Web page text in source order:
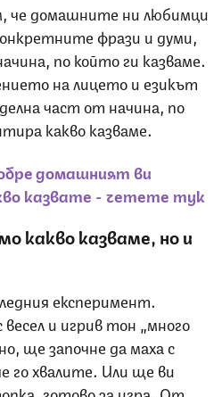
че домашните ни любимци
фрази и думи,
по който ги казваме.
на лицето и езикът
част от начина, по
какво казваме.
домашният ви
казвате - четете тук
какво казваме, но и
експеримент.
и игрив тон „много
ще започне да маха с
го хвалите. Или ще ви